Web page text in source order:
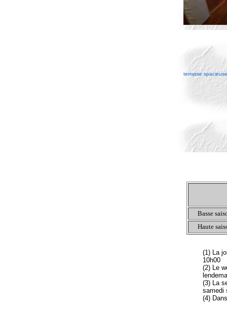
terrasse
Basse
Haute
(1) La
10h00
(2) Le
(3) La
samedi
(4)